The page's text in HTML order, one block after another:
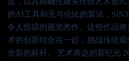
的AI工具和无与伦比的算法，
令人惊叹的视觉杰作。这些作品
术的创新结合在一起，挑战传统
全新的标杆。 艺术表达的新纪元